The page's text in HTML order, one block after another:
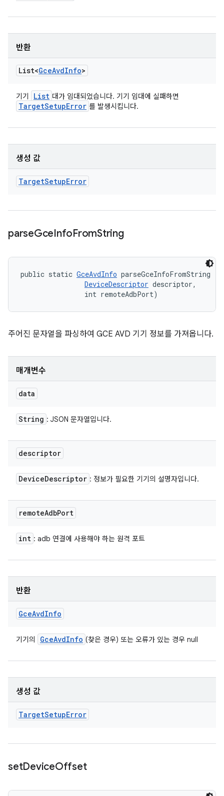
반환
List<GceAvdInfo>
기기 List 대가 임대되었습니다. 기기 임대에 실패하면
TargetSetupError 를 발생시킵니다.
생성 값
TargetSetupError
parseGceInfoFromString
public static GceAvdInfo parseGceInfoFromString
DeviceDescriptor descriptor,
                int remoteAdbPort)
주어진 문자열을 파싱하여 GCE AVD 기기 정보를 가져옵니다.
매개변수
data
String : JSON 문자열입니다.
descriptor
DeviceDescriptor : 정보가 필요한 기기의 설명자입니다.
remoteAdbPort
int : adb 연결에 사용해야 하는 원격 포트
반환
GceAvdInfo
기기의 GceAvdInfo (찾은 경우) 또는 오류가 있는 경우 null
생성 값
TargetSetupError
setDeviceOffset